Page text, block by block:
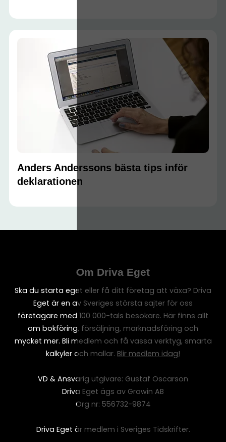
Anders Anderssons bästa tips inför
deklarationen
Om Driva Eget
Ska du starta eget eller få ditt företag att växa? Driva
Eget är en av Sveriges största sajter för oss
företagare med 100 000-tals besökare. Här finns allt
om bokföring, försäljning, marknadsföring och
mycket mer. Bli medlem och få vassa verktyg, smarta
kalkyler och mallar. Blir medlem idag!
VD & Ansvarig utgivare: Gustaf Oscarson
Driva Eget ägs av Growin AB
Org nr: 556732-9874
Driva Eget är medlem i Sveriges Tidskrifter.